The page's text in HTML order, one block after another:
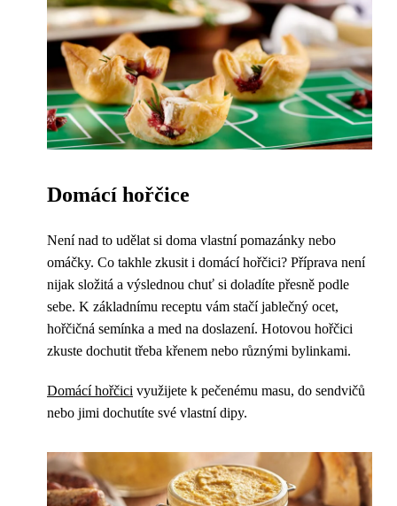
Domácí hořčice
Není nad to udělat si doma vlastní pomazánky nebo
omáčky. Co takhle zkusit i domácí hořčici? Příprava není
nijak složitá a výslednou chuť si doladíte přesně podle
sebe. K základnímu receptu vám stačí jablečný ocet,
hořčičná semínka a med na doslazení. Hotovou hořčici
zkuste dochutit třeba křenem nebo různými bylinkami.
Domácí hořčici využijete k pečenému masu, do sendvičů
nebo jimi dochutíte své vlastní dipy.